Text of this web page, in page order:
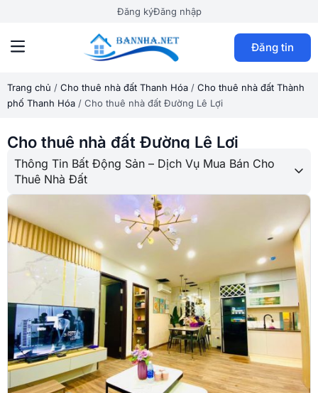
Đăng kýĐăng nhập
Đăng tin
Trang chủ / Cho thuê nhà đất Thanh Hóa / Cho thuê nhà đất Thành
phố Thanh Hóa / Cho thuê nhà đất Đường Lê Lợi
Cho thuê nhà đất Đường Lê Lợi
Thông Tin Bất Động Sản – Dịch Vụ Mua Bán Cho
Thuê Nhà Đất